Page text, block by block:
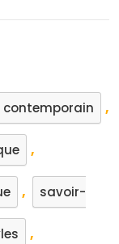
:
Expressif
contemporain ,
,
, savoir-
,